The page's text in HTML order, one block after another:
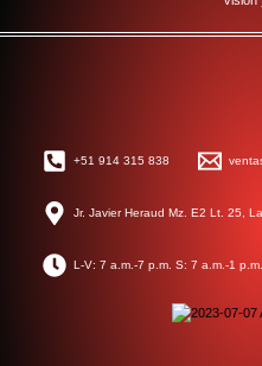
+51 914 315 838
Jr. Javier Heraud Mz. E2 Lt. 25,
L-V: 7 a.m.-7 p.m. S: 7 a.m.-1 p.m.